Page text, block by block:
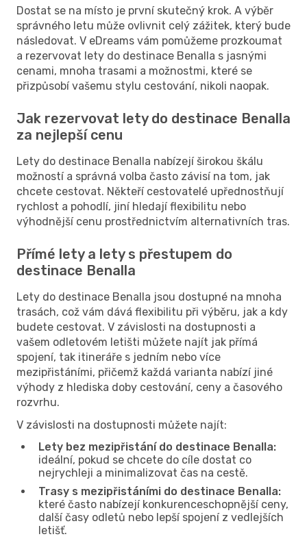
Dostat se na místo je první skutečný krok. A výběr
správného letu může ovlivnit celý zážitek, který bude
následovat. V eDreams vám pomůžeme prozkoumat
a rezervovat lety do destinace Benalla s jasnými
cenami, mnoha trasami a možnostmi, které se
přizpůsobí vašemu stylu cestování, nikoli naopak.
Jak rezervovat lety do destinace Benalla
za nejlepší cenu
Lety do destinace Benalla nabízejí širokou škálu
možností a správná volba často závisí na tom, jak
chcete cestovat. Někteří cestovatelé upřednostňují
rychlost a pohodlí, jiní hledají flexibilitu nebo
výhodnější cenu prostřednictvím alternativních tras.
Přímé lety a lety s přestupem do
destinace Benalla
Lety do destinace Benalla jsou dostupné na mnoha
trasách, což vám dává flexibilitu při výběru, jak a kdy
budete cestovat. V závislosti na dostupnosti a
vašem odletovém letišti můžete najít jak přímá
spojení, tak itineráře s jedním nebo více
mezipřistáními, přičemž každá varianta nabízí jiné
výhody z hlediska doby cestování, ceny a časového
rozvrhu.
V závislosti na dostupnosti můžete najít:
Lety bez mezipřistání do destinace Benalla:
ideální, pokud se chcete do cíle dostat co
nejrychleji a minimalizovat čas na cestě.
Trasy s mezipřistáními do destinace Benalla:
které často nabízejí konkurenceschopnější ceny,
další časy odletů nebo lepší spojení z vedlejších
letišť.